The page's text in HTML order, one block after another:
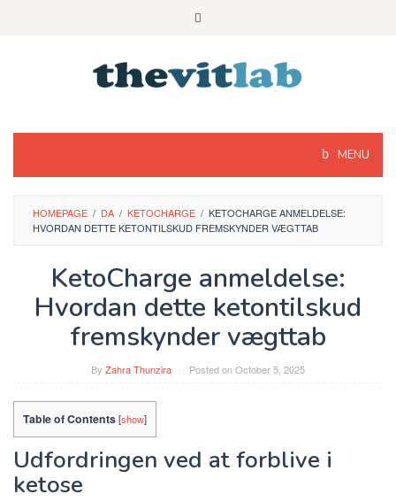
MENU
HOMEPAGE / DA / KETOCHARGE / KETOCHARGE ANMELDELSE:
HVORDAN DETTE KETONTILSKUD FREMSKYNDER VÆGTTAB
KetoCharge anmeldelse:
Hvordan dette ketontilskud
fremskynder vægttab
By Zahra Thunzira Posted onOctober 5, 2025
Table of Contents[show]
Udfordringen ved at forblive i
ketose